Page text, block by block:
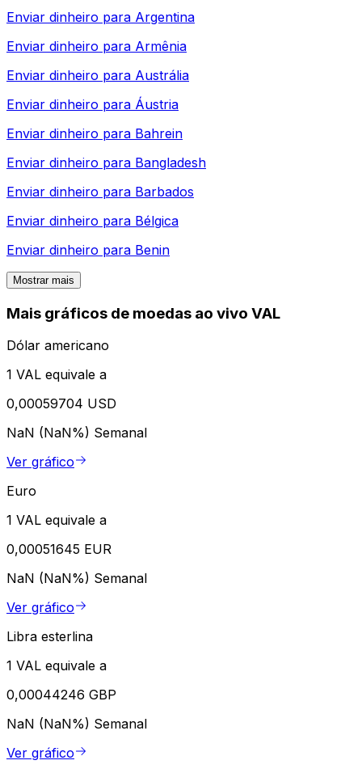
Enviar dinheiro para Argentina
Enviar dinheiro para Armênia
Enviar dinheiro para Austrália
Enviar dinheiro para Áustria
Enviar dinheiro para Bahrein
Enviar dinheiro para Bangladesh
Enviar dinheiro para Barbados
Enviar dinheiro para Bélgica
Enviar dinheiro para Benin
Mostrar mais
Mais gráficos de moedas ao vivo VAL
Dólar americano
1 VAL equivale a
0,00059704 USD
NaN (NaN%) Semanal
Ver gráfico
Euro
1 VAL equivale a
0,00051645 EUR
NaN (NaN%) Semanal
Ver gráfico
Libra esterlina
1 VAL equivale a
0,00044246 GBP
NaN (NaN%) Semanal
Ver gráfico